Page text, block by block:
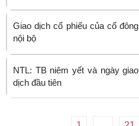
Giao dịch cổ phiếu của cổ đông
nội bộ
NTL: TB niêm yết và ngày giao
dịch đầu tiên